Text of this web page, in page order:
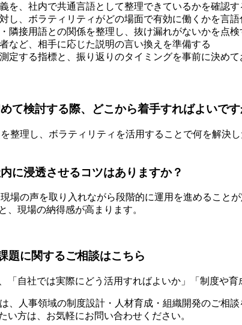
を、社内で共通言語として整理できているかを確認す
し、ボラティリティがどの場面で有効に働くかを言語
隣接用語との関係を整理し、抜け漏れがないかを点検
など、相手に応じた説明の言い換えを準備する
定する指標と、振り返りのタイミングを事前に決めて
て検討する際、どこから着手すればよいです
整理し、ボラティリティを活用することで何を解決
に浸透させるコツはありますか？
場の声を取り入れながら段階的に運用を進めること
、現場の納得感が高まります。
題に関するご相談はこちら
「自社では実際にどう活用すればよいか」「制度や
、人事領域の制度設計・人材育成・組織開発のご相
い方は、お気軽にお問い合わせください。